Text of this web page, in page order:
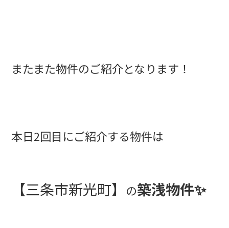
またまた物件のご紹介となります！
本日2回目にご紹介する物件は
【三条市新光町】 の築浅物件✨